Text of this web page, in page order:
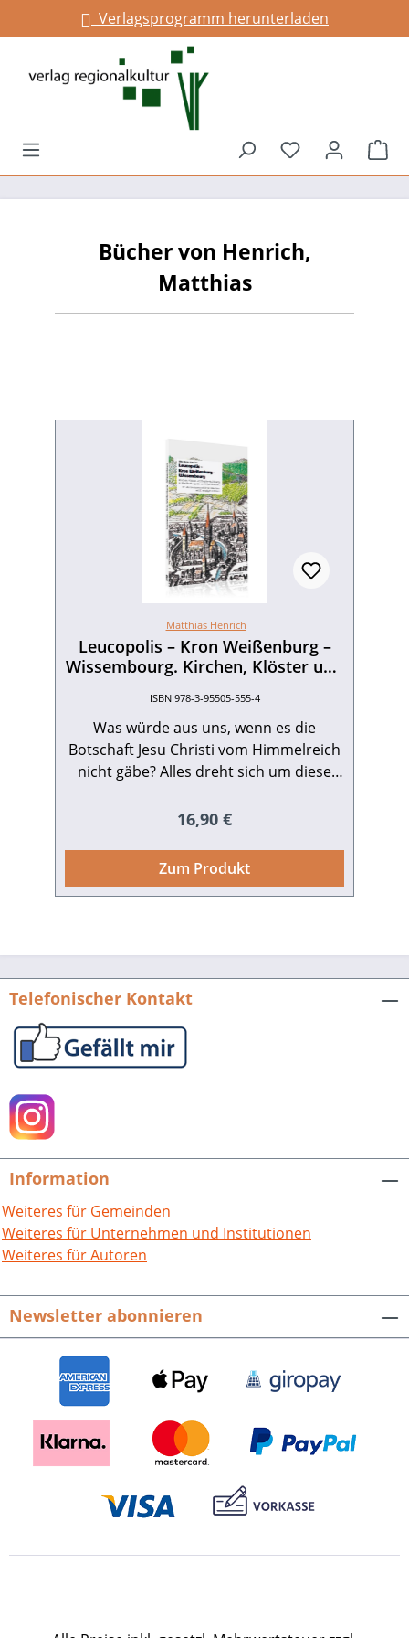
springenVerlagsprogramm herunterladen
Du hast 0
Bücher von Henrich,
Matthias
Matthias Henrich
Leucopolis – Kron Weißenburg –
Wissembourg. Kirchen, Klöster und
bis ins 16. Jahrhundert.
ISBN 978-3-95505-555-4
Was würde aus uns, wenn es die
Botschaft Jesu Christi vom Himmelreich
nicht gäbe? Alles dreht sich um diese
der Aufbau der Kirchen und Klöster in
angelsächsische Missionare sowie die
ihrem gesellschaftlichen Aufblühen
Dynamik und schöpferische Kraft. Auch
Hoffnung, die uns antreibt zur
Schaffenskraft, dem Tatendrang, der
auch wenn seit der Gründung von St.
Peter und Paul, dem heutigen
französischem Wissembourg, eine lange
Zeitspanne verflossen ist. Was Bestand
Kreuzganges hinaus, und was wir ins
ewige Himmelreich als Ertrag von hier
mitnehmen, sind die Taten, ja sogar
selbst der kleinste Gedanke aus Liebe
getan zur größeren Ehre des
Dreifaltigen Gottes, aus dem die
Gründermönche und Heiligen, wie auch
die damaligen Bischöfe von Speyer, Äbte
ihre Hoffnung gesetzt haben. Matthias
Henrich, Leucopolis – Kron Weißenburg
Stadtentwicklung in Weißenburg bis ins
Regulärer Preis:
16,90 €
Zum Produkt
Telefonischer Kontakt
Information
Weiteres für Gemeinden
Weiteres für Unternehmen und Institutionen
Weiteres für Autoren
Newsletter abonnieren